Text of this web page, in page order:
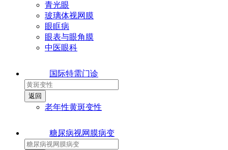
青光眼
玻璃体视网膜
眼眶病
眼表与眼角膜
中医眼科
国际特需门诊
老年性黄斑变性
糖尿病视网膜病变